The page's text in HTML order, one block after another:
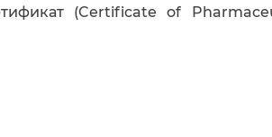
(Certificate of